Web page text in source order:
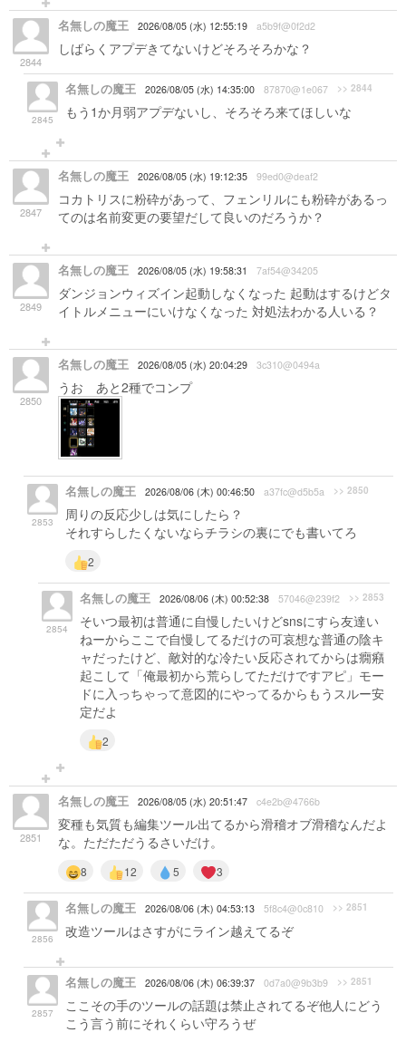
2844
名無しの魔王 2026/08/05 (水) 12:55:19 a5b9f@0f2d2
しばらくアプデきてないけどそろそろかな？
2845
名無しの魔王 2026/08/05 (水) 14:35:00 87870@1e067 >> 2844
もう1か月弱アプデないし、そろそろ来てほしいな
2847
名無しの魔王 2026/08/05 (水) 19:12:35 99ed0@deaf2
コカトリスに粉砕があって、フェンリルにも粉砕があるっ
てのは名前変更の要望だして良いのだろうか？
2849
名無しの魔王 2026/08/05 (水) 19:58:31 7af54@34205
ダンジョンウィズイン起動しなくなった 起動はするけどタ
イトルメニューにいけなくなった 対処法わかる人いる？
2850
名無しの魔王 2026/08/05 (水) 20:04:29 3c310@0494a
うお あと2種でコンプ
2853
名無しの魔王 2026/08/06 (木) 00:46:50 a37fc@d5b5a >> 2850
周りの反応少しは気にしたら？
それすらしたくないならチラシの裏にでも書いてろ
2
2854
名無しの魔王 2026/08/06 (木) 00:52:38 57046@239f2 >> 2853
そいつ最初は普通に自慢したいけどsnsにすら友達い
ねーからここで自慢してるだけの可哀想な普通の陰キ
ャだったけど、敵対的な冷たい反応されてからは癇癪
起こして「俺最初から荒らしてただけですアピ」モー
ドに入っちゃって意図的にやってるからもうスルー安
定だよ
2
2851
名無しの魔王 2026/08/05 (水) 20:51:47 c4e2b@4766b
変種も気質も編集ツール出てるから滑稽オブ滑稽なんだよ
な。ただただうるさいだけ。
8 12 5 3
2856
名無しの魔王 2026/08/06 (木) 04:53:13 5f8c4@0c810 >> 2851
改造ツールはさすがにライン越えてるぞ
2857
名無しの魔王 2026/08/06 (木) 06:39:37 0d7a0@9b3b9 >> 2851
ここその手のツールの話題は禁止されてるぞ他人にどう
こう言う前にそれくらい守ろうぜ